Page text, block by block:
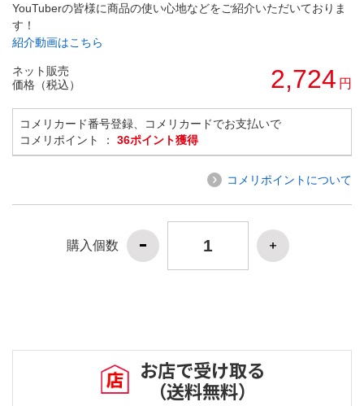
YouTuberの皆様に商品の使い心地などをご紹介いただいておりま
す！
紹介動画はこちら
ネット販売
価格（税込）
2,724 円
コメリカード番号登録、コメリカードでお支払いで
コメリポイント ： 36ポイント獲得
コメリポイントについて
購入個数
お店で受け取る
（送料無料）